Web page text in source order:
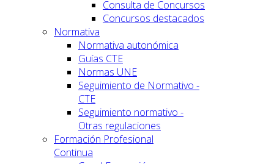
Consulta de Concursos
Concursos destacados
Normativa
Normativa autonómica
Guías CTE
Normas UNE
Seguimiento de Normativo -
CTE
Seguimiento normativo -
Otras regulaciones
Formación Profesional
Continua